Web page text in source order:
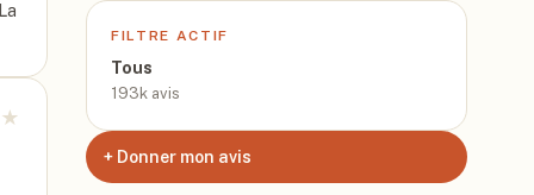
★
FILTRE ACTIF
Tous
193k avis
+ Donner mon avis